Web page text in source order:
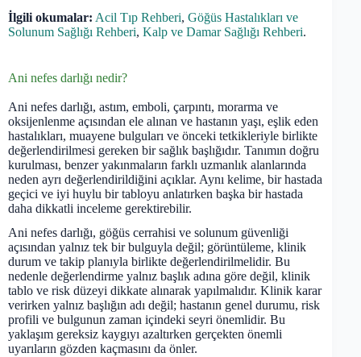
İlgili okumalar: Acil Tıp Rehberi, Göğüs Hastalıkları ve
Solunum Sağlığı Rehberi, Kalp ve Damar Sağlığı Rehberi.
Ani nefes darlığı nedir?
Ani nefes darlığı, astım, emboli, çarpıntı, morarma ve
oksijenlenme açısından ele alınan ve hastanın yaşı, eşlik eden
hastalıkları, muayene bulguları ve önceki tetkikleriyle birlikte
değerlendirilmesi gereken bir sağlık başlığıdır. Tanımın doğru
kurulması, benzer yakınmaların farklı uzmanlık alanlarında
neden ayrı değerlendirildiğini açıklar. Aynı kelime, bir hastada
geçici ve iyi huylu bir tabloyu anlatırken başka bir hastada
daha dikkatli inceleme gerektirebilir.
Ani nefes darlığı, göğüs cerrahisi ve solunum güvenliği
açısından yalnız tek bir bulguyla değil; görüntüleme, klinik
durum ve takip planıyla birlikte değerlendirilmelidir. Bu
nedenle değerlendirme yalnız başlık adına göre değil, klinik
tablo ve risk düzeyi dikkate alınarak yapılmalıdır. Klinik karar
verirken yalnız başlığın adı değil; hastanın genel durumu, risk
profili ve bulgunun zaman içindeki seyri önemlidir. Bu
yaklaşım gereksiz kaygıyı azaltırken gerçekten önemli
uyarıların gözden kaçmasını da önler.